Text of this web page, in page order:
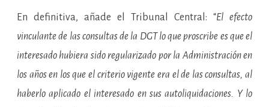
En definitiva, añade el Tribunal Central: “El efecto
vinculante de las consultas de la DGT lo que proscribe es que el
interesado hubiera sido regularizado por la Administración en
los años en los que el criterio vigente era el de las consultas, al
haberlo aplicado el interesado en sus autoliquidaciones. Y lo